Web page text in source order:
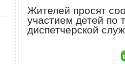
Жителей просят
участием детей по
диспетчерской